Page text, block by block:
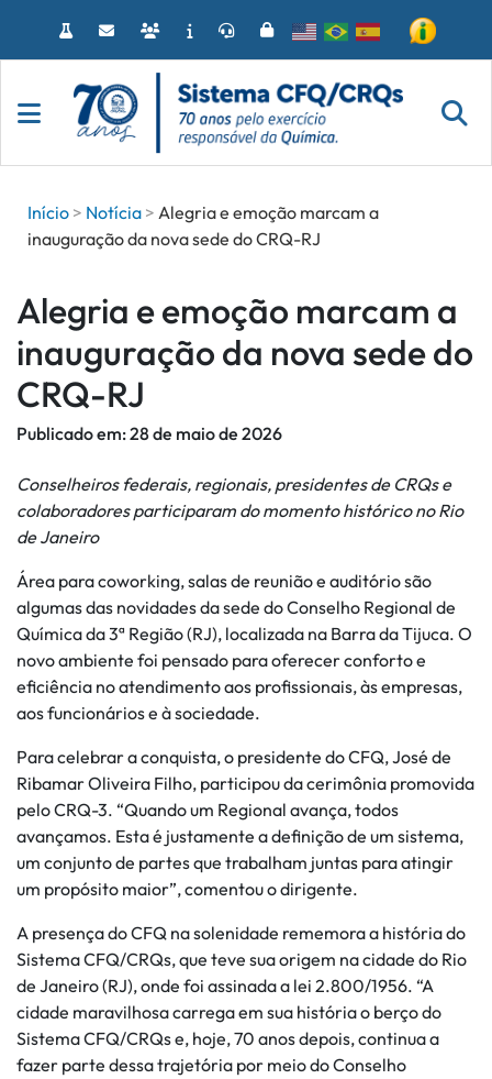
o
Início
Notícia
Alegria e emoção marcam a
inauguração da nova sede do CRQ-RJ
Alegria e emoção marcam a
inauguração da nova sede do
CRQ-RJ
Publicado em:28 de maio de 2026
Conselheiros federais, regionais, presidentes de CRQs e
colaboradores participaram do momento histórico no Rio
de Janeiro
Área para coworking, salas de reunião e auditório são
algumas das novidades da sede do Conselho Regional de
Química da 3ª Região (RJ), localizada na Barra da Tijuca. O
novo ambiente foi pensado para oferecer conforto e
eficiência no atendimento aos profissionais, às empresas,
aos funcionários e à sociedade.
Para celebrar a conquista, o presidente do CFQ, José de
Ribamar Oliveira Filho, participou da cerimônia promovida
pelo CRQ-3. “Quando um Regional avança, todos
avançamos. Esta é justamente a definição de um sistema,
um conjunto de partes que trabalham juntas para atingir
um propósito maior”, comentou o dirigente.
A presença do CFQ na solenidade rememora a história do
Sistema CFQ/CRQs, que teve sua origem na cidade do Rio
de Janeiro (RJ), onde foi assinada a lei 2.800/1956. “A
cidade maravilhosa carrega em sua história o berço do
Sistema CFQ/CRQs e, hoje, 70 anos depois, continua a
fazer parte dessa trajetória por meio do Conselho